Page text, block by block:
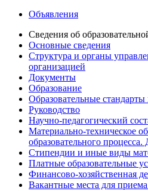
Объявления
Сведения об
Основные сведения
Структура и органы
организацией
Документы
Образование
Образовательные стандарты
Руководство
Научно-педагогический
Материально-техническое
образовательного процесса.
Стипендии и иные виды
Платные образовательные
Финансово-хозяйственная
Вакантные места для